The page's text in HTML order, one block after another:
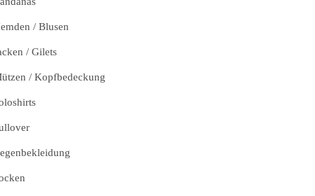
/ Blusen
/ Gilets
/ Kopfbedeckung